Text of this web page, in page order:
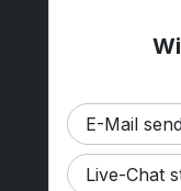
E-Mail
Live-Chat